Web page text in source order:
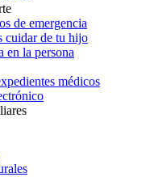
de emergencia
cuidar de tu hijo
en la persona
médicos